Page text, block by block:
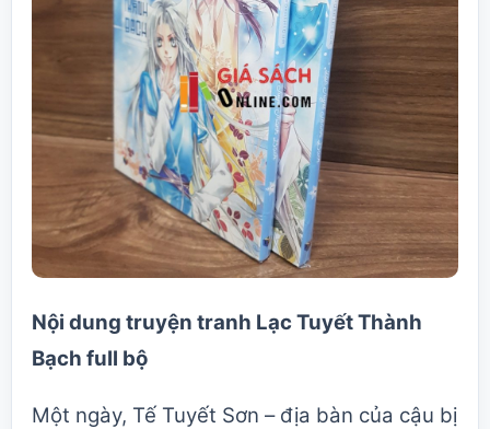
Nội dung truyện tranh Lạc Tuyết Thành
Bạch full bộ
Một ngày, Tế Tuyết Sơn – địa bàn của cậu bị